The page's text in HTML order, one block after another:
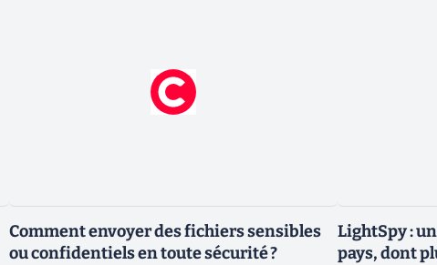
Comment envoyer des fichiers sensibles
ou confidentiels en toute sécurité ?
LightSpy :
pays, dont